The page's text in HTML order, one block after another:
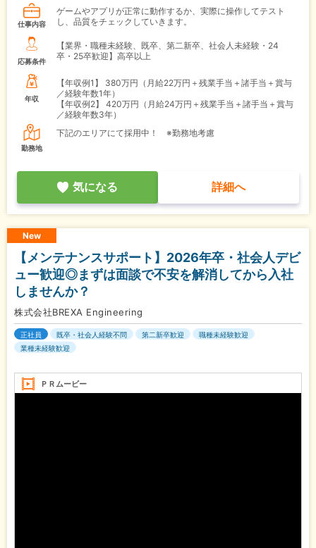
仕事内容
ゲームやアプリが正常に動作するか、実際に操作してテスト
し、品質をチェックしていきます。
応募条件
【業界・職種未経験、既卒、第二新卒、社会人未経験・24
卒・25卒歓迎】高卒以上
年収
【年収例1】
380万円（月給22万円＋残業手当＋諸手当＋賞与
／経験年数1年）
【年収例2】
420万円（月給24万円＋残業手当＋諸手当＋賞与
／経験年数3年）
勤務地
下記のエリアにて採用中！ ※勤務地考慮
気になる 詳細へ
New
【メンテナンスサポート】2026年卒・社会人デビ
ュー歓迎◎まずは面談で不安を解消してから入社
しませんか？
株式会社BREXA Engineering
正社員 既卒・社会人経験不問 第二新卒歓迎
職種未経験歓迎
業種未経験歓迎
ＰＲムービー